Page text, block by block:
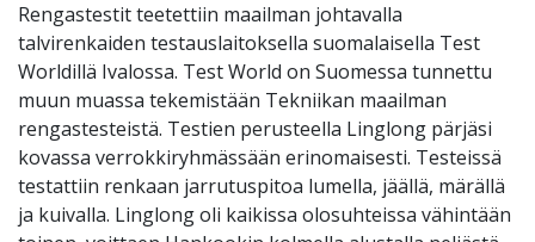
Rengastestit teetettiin maailman johtavalla
talvirenkaiden testauslaitoksella suomalaisella Test
Worldillä Ivalossa. Test World on Suomessa tunnettu
muun muassa tekemistään Tekniikan maailman
rengastesteistä. Testien perusteella Linglong pärjäsi
kovassa verrokkiryhmässään erinomaisesti. Testeissä
testattiin renkaan jarrutuspitoa lumella, jäällä, märällä
ja kuivalla. Linglong oli kaikissa olosuhteissa vähintään